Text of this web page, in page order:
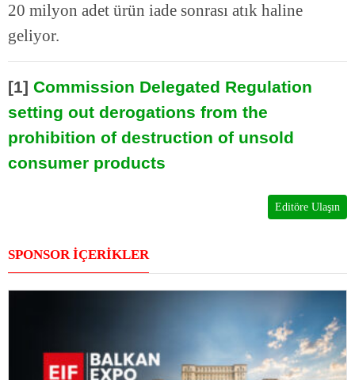
20 milyon adet ürün iade sonrası atık haline
geliyor.
[1] Commission Delegated Regulation
setting out derogations from the
prohibition of destruction of unsold
consumer products
Editöre Ulaşın
SPONSOR İÇERİKLER